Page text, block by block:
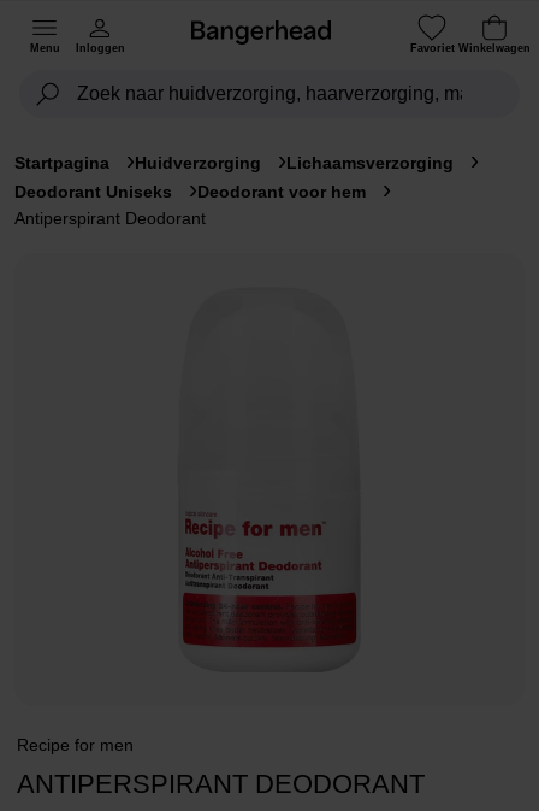
Menu Inloggen Favoriet Winkelwagen
Startpagina Huidverzorging
Lichaamsverzorging
Deodorant Uniseks
Deodorant voor hem
Antiperspirant Deodorant
Recipe for men
ANTIPERSPIRANT DEODORANT